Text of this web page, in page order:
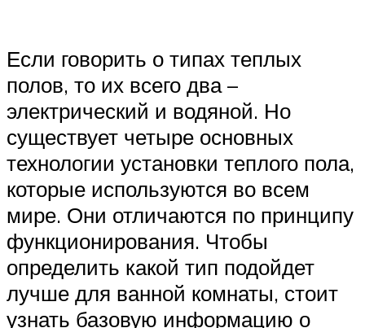
Если говорить о типах теплых
полов, то их всего два –
электрический и водяной. Но
существует четыре основных
технологии установки теплого пола,
которые используются во всем
мире. Они отличаются по принципу
функционирования. Чтобы
определить какой тип подойдет
лучше для ванной комнаты, стоит
узнать базовую информацию о